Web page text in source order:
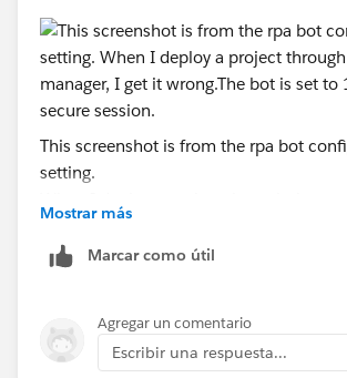
This screenshot is from the rpa bot
setting.
it wrong.
The bot is set to 1 for the secure session.
If you need more photos or see other
hesitate to contact me.
Mostrar más
Marcar como útil
Agregar un comentario
Escribir una respuesta...